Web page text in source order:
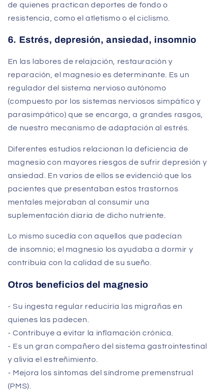
de quienes practican deportes de fondo o
resistencia, como el atletismo o el ciclismo.
6. Estrés, depresión, ansiedad, insomnio
En las labores de relajación, restauración y
reparación, el magnesio es determinante. Es un
regulador del sistema nervioso autónomo
(compuesto por los sistemas nerviosos simpático y
parasimpático) que se encarga, a grandes rasgos,
de nuestro mecanismo de adaptación al estrés.
Diferentes estudios relacionan la deficiencia de
magnesio con mayores riesgos de sufrir depresión y
ansiedad. En varios de ellos se evidenció que los
pacientes que presentaban estos trastornos
mentales mejoraban al consumir una
suplementación diaria de dicho nutriente.
Lo mismo sucedía con aquellos que padecían
de insomnio; el magnesio los ayudaba a dormir y
contribuía con la calidad de su sueño.
Otros beneficios del magnesio
- Su ingesta regular reduciría las migrañas en
quienes las padecen.
- Contribuye a evitar la inflamación crónica.
- Es un gran compañero del sistema gastrointestinal
y alivia el estreñimiento.
- Mejora los síntomas del síndrome premenstrual
(PMS).